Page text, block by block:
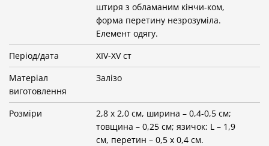
штиря з обламаним кінчи-ком,
форма перетину незрозуміла.
Елемент одягу.
Період/дата
XIV-XV ст
Матеріал
виготовлення
Залізо
Розміри
2,8 х 2,0 см, ширина – 0,4-0,5 см;
товщина – 0,25 см; язичок: L – 1,9
см, перетин – 0,5 х 0,4 см.